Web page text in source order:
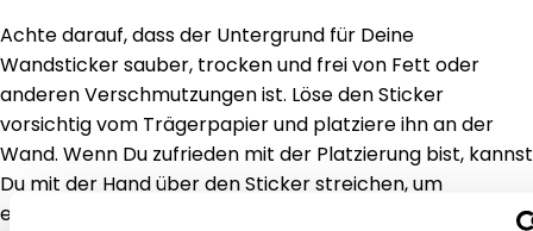
Achte darauf, dass der Untergrund für Deine
Wandsticker sauber, trocken und frei von Fett oder
anderen Verschmutzungen ist. Löse den Sticker
vorsichtig vom Trägerpapier und platziere ihn an der
Wand. Wenn Du zufrieden mit der Platzierung bist, kannst
Du mit der Hand über den Sticker streichen, um
eventuelle Luftbläschen zu entfernen.